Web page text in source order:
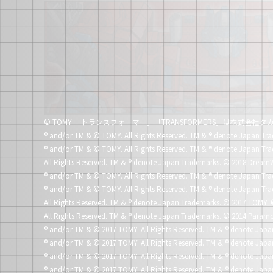
© TOMY 「トランスフォーマー」「TRANSFORMERS」は株式会社タ
® and/or TM & © TOMY. All Rights Reserved. TM & ® denote Japan
® and/or TM & © TOMY. All Rights Reserved. TM & ® denote Japan
All Rights Reserved. TM & ® denote Japan Trademarks. © 2018
®and/or TM & © TOMY. All Rights Reserved. TM &®denote Japan
®and/or TM & © TOMY. All Rights Reserved. TM &®denote Japan
All Rights Reserved. TM & ® denote Japan Trademarks. © 2017
All Rights Reserved. TM & ® denote Japan Trademarks. © 2014
® and/or TM & © 2017 TOMY. All Rights Reserved. TM & ® denote
®and/or TM & © 2017 TOMY. All Rights Reserved. TM &®denote
® and/or TM & © 2017 TOMY. All Rights Reserved. TM & ® denote
®and/or TM & © 2017 TOMY. All Rights Reserved. TM &®denote